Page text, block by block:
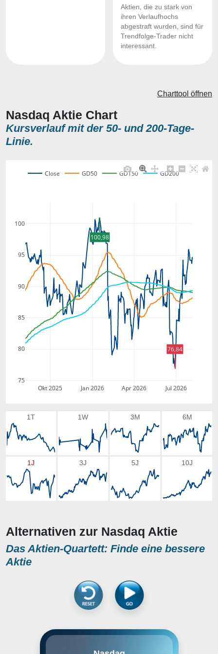
Aktien, die zu stark von
ihren Verlaufhochs
abgestraft wurden, sind für
Trendfolge-Trader nicht
interessant.
Nasdaq Aktie Chart
Kursverlauf mit der 50- und 200-Tage-
Linie.
Charttool öffnen
Okt 2025 Jan 2026 Apr 2026 Jul 2026
75
80
85
90
95
100
Close GD50 GD150 GD200
100,98
76,84
1T 1W 3M 6M
1J 3J 5J 10J
Alternativen zur Nasdaq Aktie
Das Aktien-Quartett: Finde eine bessere
Aktie